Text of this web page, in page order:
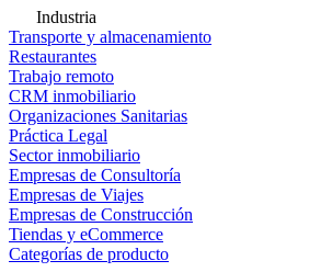
Industria
Transporte y almacenamiento
Restaurantes
Trabajo remoto
CRM inmobiliario
Organizaciones Sanitarias
Práctica Legal
Sector inmobiliario
Empresas de Consultoría
Empresas de Viajes
Empresas de Construcción
Tiendas y eCommerce
Categorías de producto